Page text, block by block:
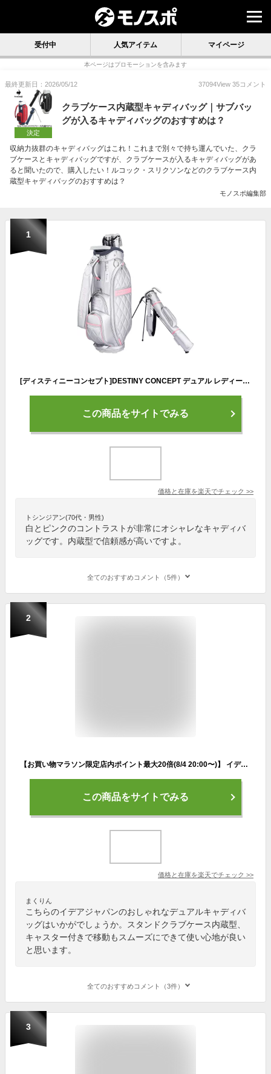
受付中 人気アイテム マイページ
本ページはプロモーションを含みます
最終更新日：2026/05/12 37094View 35コメント
決定
クラブケース内蔵型キャディバッグ｜サブバッ
グが入るキャディバッグのおすすめは？
収納力抜群のキャディバッグはこれ！これまで別々で持ち運んでいた、クラ
ブケースとキャディバッグですが、クラブケースが入るキャディバッグがあ
ると聞いたので、購入したい！ルコック・スリクソンなどのクラブケース内
蔵型キャディバッグのおすすめは？
モノスポ編集部
1
[ディスティニーコンセプト]DESTINY CONCEPT デュアル レディース キャディバッグ DC-629LB DUAL セルフスタンドクラブケース 内蔵
この商品をサイトでみる
価格と在庫を楽天でチェック >>
トシンジアン(70代・男性)
白とピンクのコントラストが非常にオシャレなキャディバ
ッグです。内蔵型で信頼感が高いですよ。
全てのおすすめコメント（5件）
2
【お買い物マラソン限定店内ポイント最大20倍(8/4 20:00〜)】 イデアジャパン デュアルキャディバッグ DC-X15B DUAL キャスター付 10型 スタンドクラブケース内蔵型キャディバッグ
この商品をサイトでみる
価格と在庫を楽天でチェック >>
まくりん
こちらのイデアジャパンのおしゃれなデュアルキャディバ
ッグはいかがでしょうか。スタンドクラブケース内蔵型、
キャスター付きで移動もスムーズにできて使い心地が良い
と思います。
全てのおすすめコメント（3件）
3